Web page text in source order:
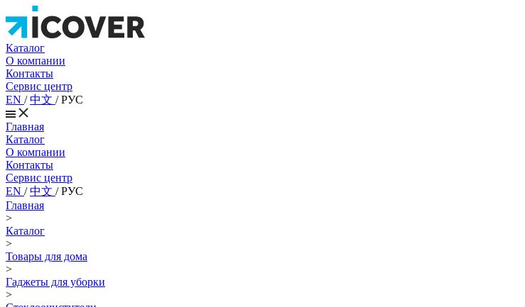
Каталог
О компании
Контакты
Сервис центр
EN /中文 /РУС
Главная
Каталог
О компании
Контакты
Сервис центр
EN /中文 /РУС
Главная
>
Каталог
>
Товары для дома
>
Гаджеты для уборки
>